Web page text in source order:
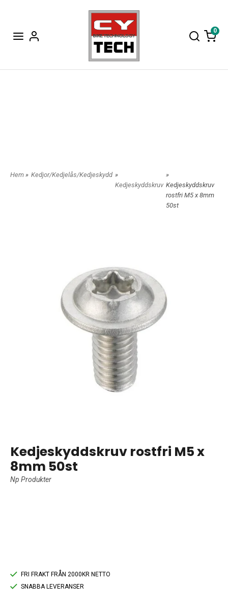
0
Hem » Kedjor/Kedjelås/Kedjeskydd »
Kedjeskyddskruv
»
Kedjeskyddskruv
rostfri M5 x 8mm
50st
Kedjeskyddskruv rostfri M5 x
8mm 50st
Np Produkter
FRI FRAKT FRÅN 2000KR NETTO
SNABBA LEVERANSER